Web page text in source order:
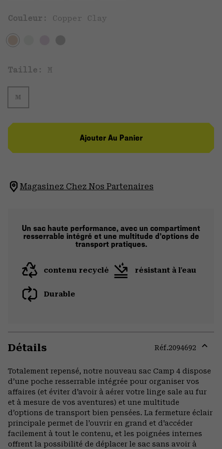
Couleur: Copper Clay
Taille: M
M
Ajouter Au Panier
Magasinez Chez Nos Partenaires
Un sac haute performance, avec un compartiment
resserrable intégré et une multitude d’options de
transport pratiques.
contenu recyclé résistant à l'eau
Durable
Détails Réf.2094692
Totalement repensé, notre nouveau sac Camp 4 dispose
d’une poche resserrable intégrée pour organiser vos
affaires (et éviter d’avoir à aérer votre linge sale au fur
et à mesure de vos aventures) et une multitude
d’options de transport bien pensées. La fermeture éclair
principale permet de l’ouvrir en grand et d’accéder
facilement à tout le contenu, et les poignées internes
offrent la possibilité de déplacer le sac sans avoir à